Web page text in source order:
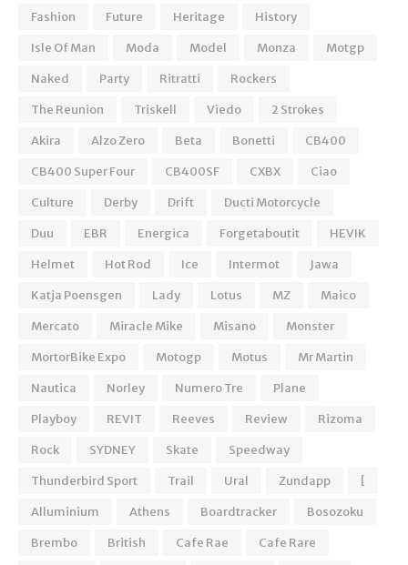
Fashion Future Heritage
History
Isle Of Man
Moda Model Monza
Motgp
Naked
Party Ritratti
Rockers
The Reunion
Triskell Viedo
2 Strokes
Akira
Alzo Zero Beta Bonetti
CB400
CB400 Super Four
CB400SF CXBX
Ciao
Culture
Derby Drift
Ducti Motorcycle
Duu
EBR Energica Forgetaboutit
HEVIK
Helmet
Hot Rod Ice Intermot
Jawa
Katja Poensgen
Lady Lotus MZ
Maico
Mercato
Miracle Mike Misano
Monster
MortorBike Expo
Motogp Motus
Mr Martin
Nautica
Norley Numero Tre
Plane
Playboy
REVIT Reeves Review
Rizoma
Rock
SYDNEY Skate
Speedway
Thunderbird Sport
Trail Ural Zundapp
[
Alluminium
Athens Boardtracker
Bosozoku
Brembo
British Cafe Rae
Cafe Rare